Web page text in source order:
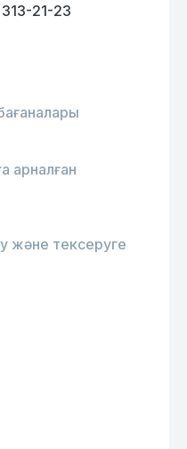
21-23
арналған
және тексеруге